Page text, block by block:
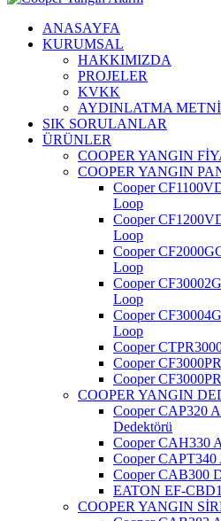
ANASAYFA
KURUMSAL
HAKKIMIZDA
PROJELER
KVKK
AYDINLATMA METNİ
SIK SORULANLAR
ÜRÜNLER
COOPER YANGIN
COOPER YANGIN
Cooper
Loop
Cooper
Loop
Cooper
Loop
Cooper
Loop
Cooper
Loop
Cooper
Cooper
Cooper
COOPER YANGIN
Cooper CAP320
Dedektörü
Cooper CAH330
Cooper CAPT340
Cooper CAB300
EATON EF-
COOPER YANGIN